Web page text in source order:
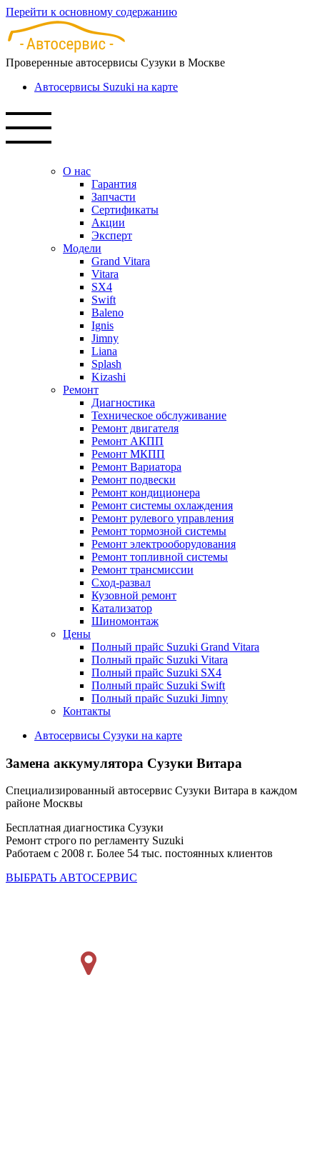
Перейти к основному содержанию
Проверенные автосервисы Сузуки в Москве
Автосервисы Suzuki на карте
О нас
Гарантия
Запчасти
Сертификаты
Акции
Эксперт
Модели
Grand Vitara
Vitara
SX4
Swift
Baleno
Ignis
Jimny
Liana
Splash
Kizashi
Ремонт
Диагностика
Техническое обслуживание
Ремонт двигателя
Ремонт АКПП
Ремонт МКПП
Ремонт Вариатора
Ремонт подвески
Ремонт кондиционера
Ремонт системы охлаждения
Ремонт рулевого управления
Ремонт тормозной системы
Ремонт электрооборудования
Ремонт топливной системы
Ремонт трансмиссии
Сход-развал
Кузовной ремонт
Катализатор
Шиномонтаж
Цены
Полный прайс Suzuki Grand Vitara
Полный прайс Suzuki Vitara
Полный прайс Suzuki SX4
Полный прайс Suzuki Swift
Полный прайс Suzuki Jimny
Контакты
Автосервисы Сузуки на карте
Замена аккумулятора Сузуки Витара
Специализированный автосервис Сузуки Витара в каждом
районе Москвы
Бесплатная диагностика Сузуки
Ремонт строго по регламенту Suzuki
Работаем с 2008 г. Более 54 тыс. постоянных клиентов
ВЫБРАТЬ АВТОСЕРВИС